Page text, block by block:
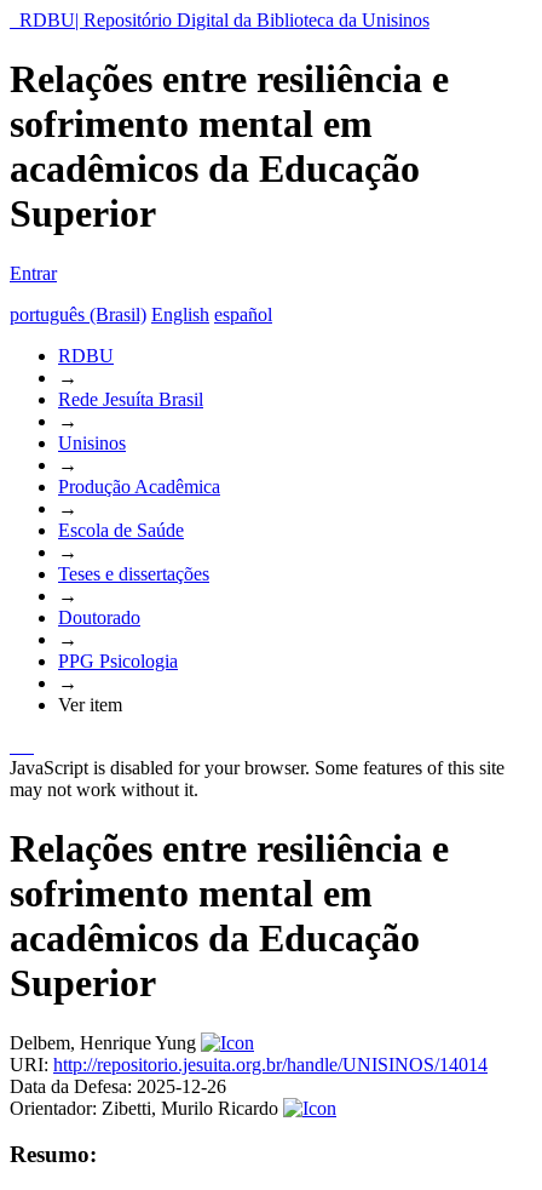
RDBU| Repositório Digital da Biblioteca da Unisinos
Relações entre resiliência e
sofrimento mental em
acadêmicos da Educação
Superior
Entrar
português (Brasil) English español
RDBU
→
Rede Jesuíta Brasil
→
Unisinos
→
Produção Acadêmica
→
Escola de Saúde
→
Teses e dissertações
→
Doutorado
→
PPG Psicologia
→
Ver item
JavaScript is disabled for your browser. Some features of this site
may not work without it.
Relações entre resiliência e
sofrimento mental em
acadêmicos da Educação
Superior
Delbem, Henrique Yung
URI: http://repositorio.jesuita.org.br/handle/UNISINOS/14014
Data da Defesa: 2025-12-26
Orientador: Zibetti, Murilo Ricardo
Resumo: